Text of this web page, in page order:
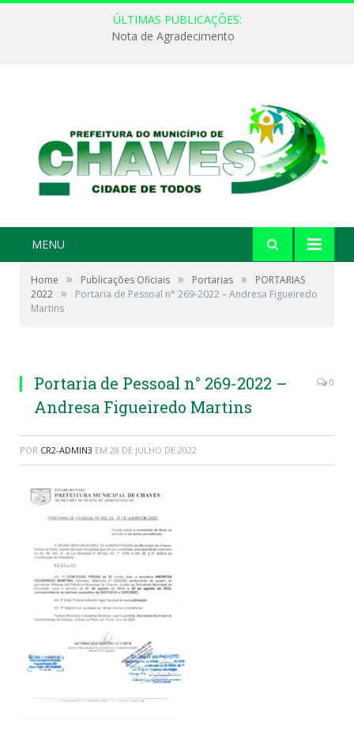
ÚLTIMAS PUBLICAÇÕES:
Nota de Agradecimento
MENU
Home » Publicações Oficiais » Portarias »
PORTARIAS
2022 »
Portaria de Pessoal n° 269-2022 – Andresa Figueiredo
Martins
Portaria de Pessoal n° 269-2022 –
Andresa Figueiredo Martins
0
POR CR2-ADMIN3 EM 28 DE JULHO DE 2022